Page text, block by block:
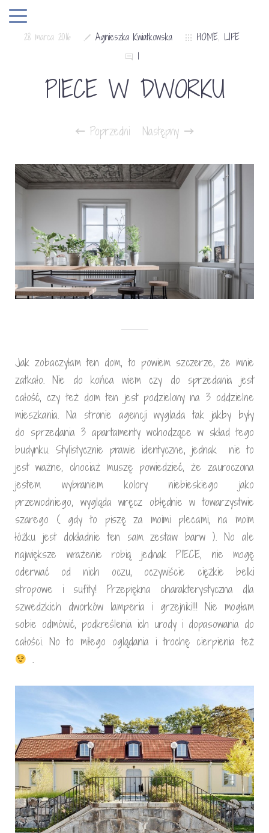
28 marca 2016 Agnieszka Kwiatkowska HOME, LIFE
1
PIECE W DWORKU
Poprzedni Następny
Jak zobaczyłam ten dom, to powiem szczerze, że mnie
zatkało. Nie do końca wiem czy do sprzedania jest
całość, czy też dom ten jest podzielony na 3 oddzielne
mieszkania. Na stronie agencji wyglada tak jakby były
do sprzedania 3 apartamenty wchodzące w skład tego
budynku. Stylistycznie prawie identyczne, jednak nie to
jest ważne, chociaż muszę powiedzieć, że zauroczona
jestem wybraniem kolory niebieskiego jako
przewodniego, wygląda wręcz obłędnie w towarzystwie
szarego ( gdy to piszę za moimi plecami, na moim
łóżku jest dokładnie ten sam zestaw barw ). No ale
największe wrażenie robią jednak PIECE, nie mogę
oderwać od nich oczu, oczywiście ciężkie belki
stropowe i sufity! Przepiękna charakterystyczna dla
szwedzkich dworków lamperia i grzejniki!!! Nie mogłam
sobie odmówić, podkreślenia ich urody i dopasowania do
całości. No to miłego oglądania i trochę cierpienia też
.